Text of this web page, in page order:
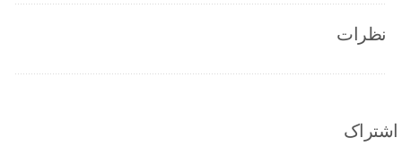
نظرات
اشتراک